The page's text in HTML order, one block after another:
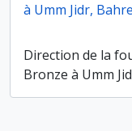
à Umm Jidr,
Direction de la
Bronze à Umm